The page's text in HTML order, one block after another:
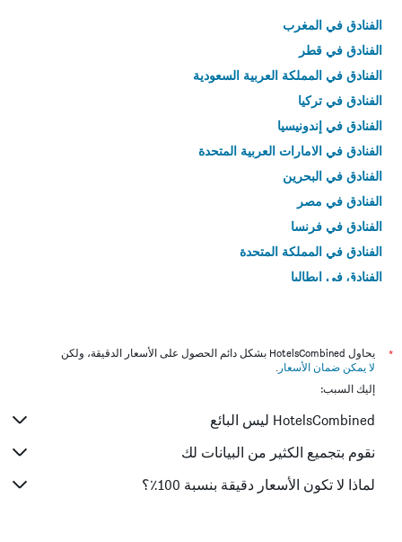
الفنادق في المغرب
الفنادق في قطر
الفنادق في المملكة العربية السعودية
الفنادق في تركيا
الفنادق في إندونيسيا
الفنادق في الامارات العربية المتحدة
الفنادق في البحرين
الفنادق في مصر
الفنادق في فرنسا
الفنادق في المملكة المتحدة
الفنادق في إيطاليا
*
يحاول HotelsCombined بشكل دائم الحصول على الأسعار الدقيقة، ولكن
لا يمكن ضمان الأسعار .
إليك السبب:
HotelsCombined ليس البائع
نقوم بتجميع الكثير من البيانات لك
لماذا لا تكون الأسعار دقيقة بنسبة 100٪؟